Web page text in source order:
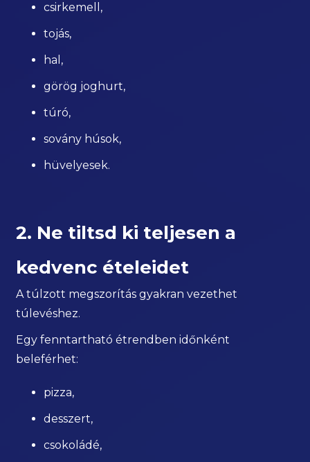
csirkemell,
tojás,
hal,
görög joghurt,
túró,
sovány húsok,
hüvelyesek.
2. Ne tiltsd ki teljesen a
kedvenc ételeidet
A túlzott megszorítás gyakran vezethet
túlevéshez.
Egy fenntartható étrendben időnként
beleférhet:
pizza,
desszert,
csokoládé,